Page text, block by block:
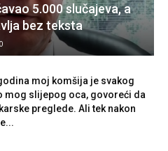
5.000 slučajeva, a
bez teksta
0
moj komšija je svakog
mog slijepog oca, govoreći da
preglede. Ali tek nakon